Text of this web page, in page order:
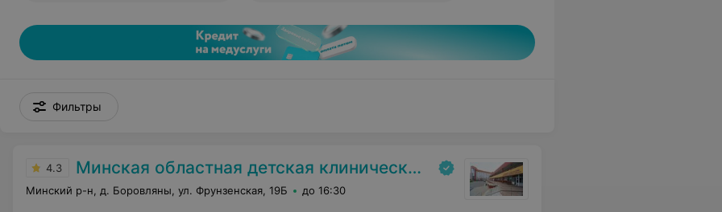
Фильтры
4.3 Минская областная детская клиническая больница
Минский р-н, д. Боровляны, ул. Фрунзенская, 19Б до 16:30